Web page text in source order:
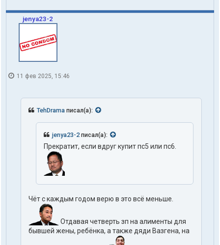
jenya23-2
11 фев 2025, 15:46
TehDrama писал(а):
jenya23-2писал(а):
Прекратит, если вдруг купит пс5 или пс6.
Чёт с каждым годом верю в это всё меньше.
Отдавая четверть зп на алименты для
бывшей жены, ребёнка, а также дяди Вазгена, на